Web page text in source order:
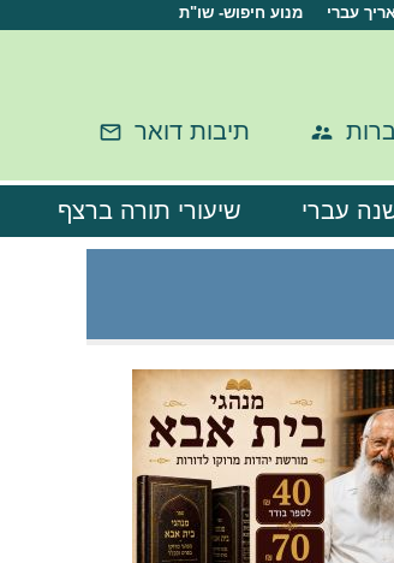
עברי מנוע חיפוש- שו"ת
תיבות דואר
עברי שיעורי תורה ברצף